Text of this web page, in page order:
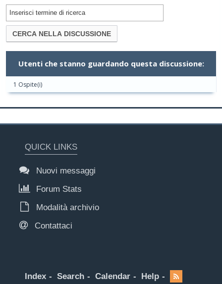
Utenti che stanno guardando questa discussione:
1 Ospite(i)
QUICK LINKS
Nuovi messaggi
Forum Stats
Modalità archivio
Contattaci
Index Search Calendar Help